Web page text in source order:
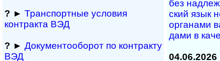
? ► Транспортные условия
контракта ВЭД
? ► Документооборот по контракту
ВЭД
без
ский язык
ор­га­на­ми
да­ми в
04.06.2026